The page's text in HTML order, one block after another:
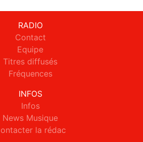
RADIO
Contact
Equipe
Titres diffusés
Fréquences
INFOS
Infos
News Musique
la rédac